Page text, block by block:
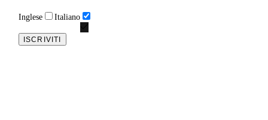
Inglese Italiano
ISCRIVITI